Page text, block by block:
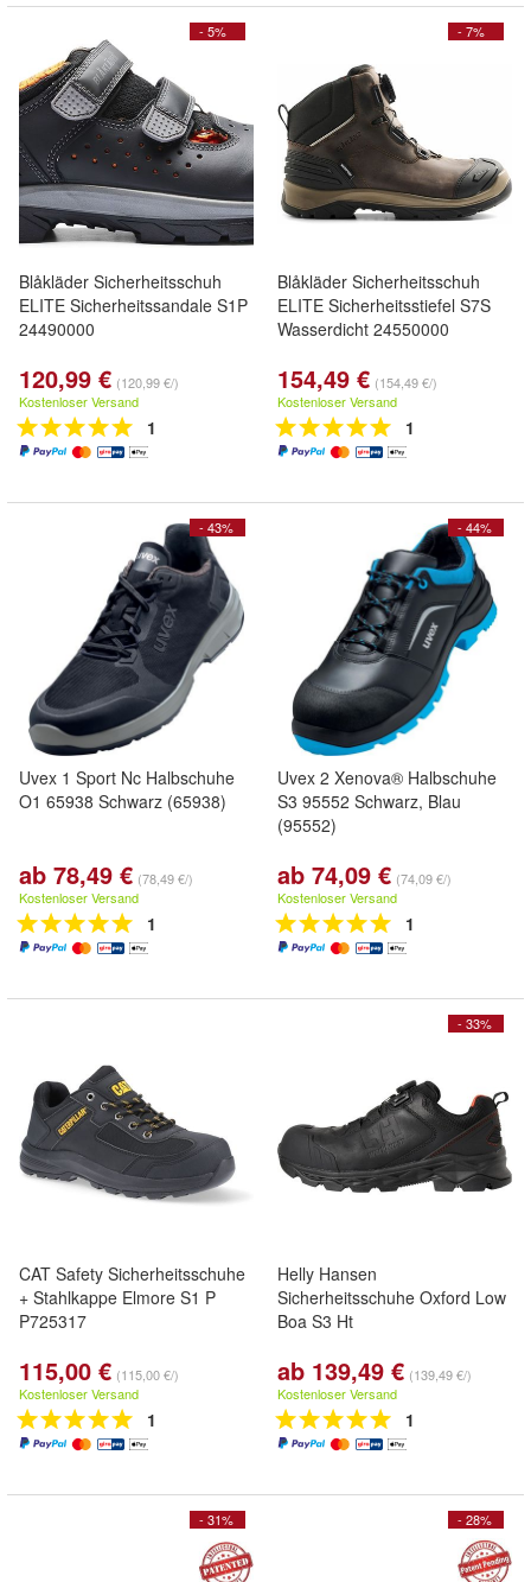
- 5%
Blåkläder Sicherheitsschuh
ELITE Sicherheitssandale S1P
24490000
120,99 € (120,99 €/)
Kostenloser Versand
1
- 7%
Blåkläder Sicherheitsschuh
ELITE Sicherheitsstiefel S7S
Wasserdicht 24550000
154,49 € (154,49 €/)
Kostenloser Versand
1
- 43%
Uvex 1 Sport Nc Halbschuhe
O1 65938 Schwarz (65938)
ab 78,49 € (78,49 €/)
Kostenloser Versand
1
- 44%
Uvex 2 Xenova® Halbschuhe
S3 95552 Schwarz, Blau
(95552)
ab 74,09 € (74,09 €/)
Kostenloser Versand
1
CAT Safety Sicherheitsschuhe
+ Stahlkappe Elmore S1 P
P725317
115,00 € (115,00 €/)
Kostenloser Versand
1
- 33%
Helly Hansen
Sicherheitsschuhe Oxford Low
Boa S3 Ht
ab 139,49 € (139,49 €/)
Kostenloser Versand
1
- 31% - 28%